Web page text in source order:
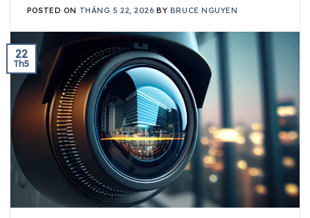
POSTED ON THÁNG 5 22, 2026 BY BRUCE NGUYEN
22
Th5